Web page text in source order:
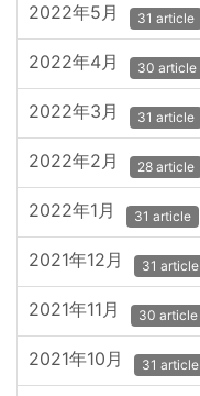
2022年5月 31 article
2022年4月 30 article
2022年3月 31 article
2022年2月 28 article
2022年1月 31 article
2021年12月 31 article
2021年11月 30 article
2021年10月 31 article